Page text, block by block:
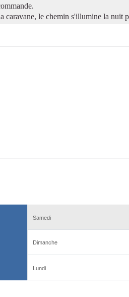
caravane, le chemin s'illumine la nuit